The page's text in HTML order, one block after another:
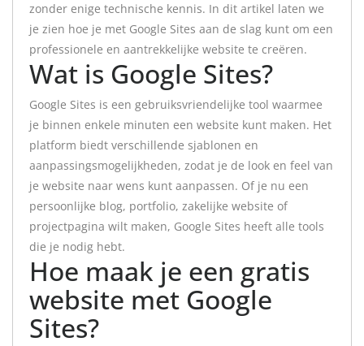
zonder enige technische kennis. In dit artikel laten we
je zien hoe je met Google Sites aan de slag kunt om een
professionele en aantrekkelijke website te creëren.
Wat is Google Sites?
Google Sites is een gebruiksvriendelijke tool waarmee
je binnen enkele minuten een website kunt maken. Het
platform biedt verschillende sjablonen en
aanpassingsmogelijkheden, zodat je de look en feel van
je website naar wens kunt aanpassen. Of je nu een
persoonlijke blog, portfolio, zakelijke website of
projectpagina wilt maken, Google Sites heeft alle tools
die je nodig hebt.
Hoe maak je een gratis
website met Google
Sites?